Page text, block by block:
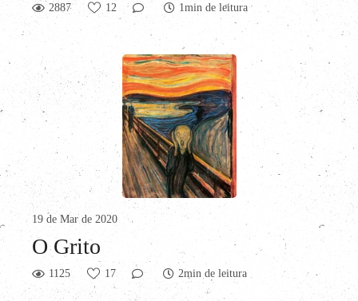
2887 12 1min de leitura
19 de Mar de 2020
O Grito
1125 17 2min de leitura